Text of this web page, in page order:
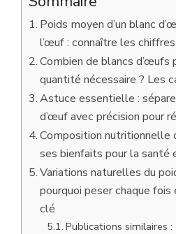
Poids moyen d’un blanc
l’œuf : connaître les
Combien de blancs d’œufs
quantité nécessaire ? Les
Astuce essentielle :
d’œuf avec précision pour
Composition nutritionnelle
ses bienfaits pour la santé
Variations naturelles du
pourquoi peser chaque fois
clé
Publications similaires :